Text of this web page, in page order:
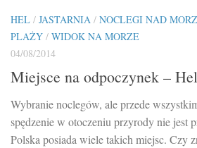
HEL / JASTARNIA / NOCLEGI NAD
PLAŻY / WIDOK NA MORZE
04/08/2014
Miejsce na odpoczynek –
Wybranie noclegów, ale przede
spędzenie w otoczeniu przyrody nie jest
Polska posiada wiele takich miejsc. Czy